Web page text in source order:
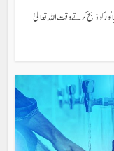
کو ذبح کرتے وقت اللہ تعالیٰ